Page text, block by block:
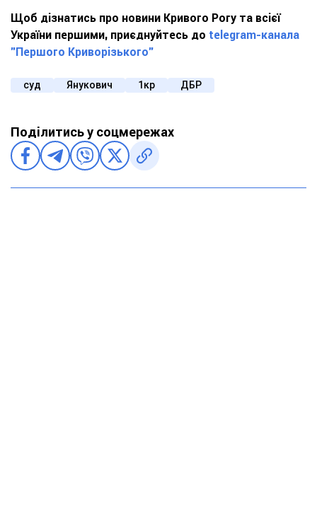
Щоб дізнатись про новини Кривого Рогу та всієї
України першими, приєднуйтесь до telegram-канала
"Першого Криворізького"
суд Янукович 1кр ДБР
Поділитись у соцмережах